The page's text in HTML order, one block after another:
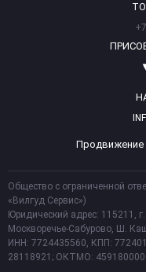
Продвижение
Общество с ограниченной
«Вилгуд Сервис»)
Юридический адрес: 115211,
Москворечье-Сабурово, Ш.
ИНН: 7724435560, КПП:
28118921; ОКТМО: